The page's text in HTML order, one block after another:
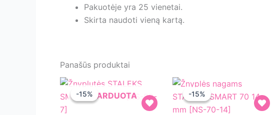
Pakuotėje yra 25 vienetai.
Skirta naudoti vieną kartą.
Panašūs produktai
-15%IŠPARDUOTA
-15% -15%
-15%